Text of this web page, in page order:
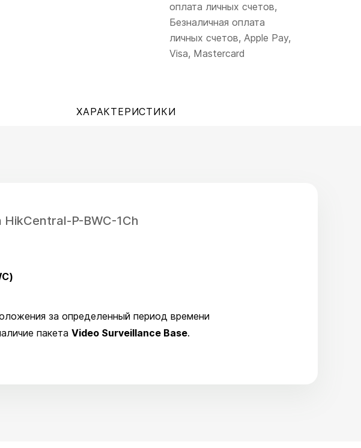
оплата личных счетов,
Безналичная оплата
личных счетов, Apple Pay,
Visa, Mastercard
ХАРАКТЕРИСТИКИ
P-BWC-1Ch
за определенный период времени
пакета Video Surveillance Base.